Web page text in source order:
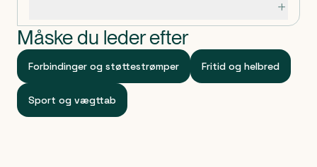
uden neopren eller latex.
Passer til både venstre og højre knæ. Mål på knæ: 32-
44 cm.
Måske du leder efter
Forbindinger og støttestrømper Fritid og helbred
Sport og vægttab